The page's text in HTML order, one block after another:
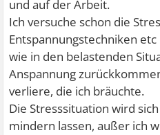
und auf der Arbeit.
Ich versuche schon die
Entspannungstechniken
wie in den belastenden
Anspannung
verliere, die ich bräuchte.
Die Stresssituation wird
mindern lassen, außer ich